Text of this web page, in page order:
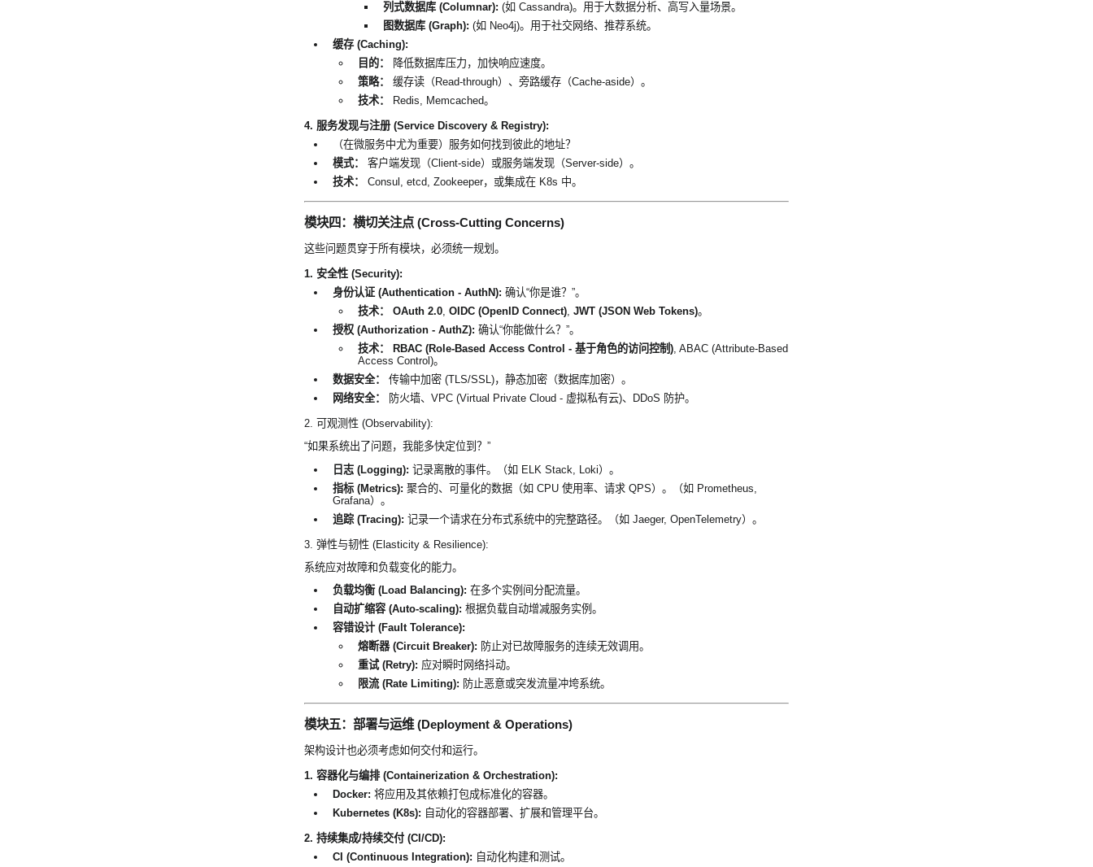
列式数据库 (Columnar): (如 Cassandra)。用于大数据分析、高写入量场景。
图数据库 (Graph): (如 Neo4j)。用于社交网络、推荐系统。
缓存 (Caching):
目的：
降低数据库压力，加快响应速度。
策略：
缓存读（Read-through）、旁路缓存（Cache-aside）。
技术：
Redis, Memcached。
4. 服务发现与注册 (Service Discovery & Registry):
（在微服务中尤为重要）服务如何找到彼此的地址？
模式：
客户端发现（Client-side）或服务端发现（Server-side）。
技术：
Consul, etcd, Zookeeper，或集成在 K8s 中。
模块四：横切关注点 (Cross-Cutting Concerns)
这些问题贯穿于所有模块，必须统一规划。
1. 安全性 (Security):
身份认证 (Authentication - AuthN): 确认“你是谁？”。
技术：
OAuth 2.0, OIDC (OpenID Connect), JWT (JSON Web Tokens)。
授权 (Authorization - AuthZ): 确认“你能做什么？”。
技术：
RBAC (Role-Based Access Control - 基于角色的访问控制), ABAC (Attribute-Based
Access Control)。
数据安全：
传输中加密 (TLS/SSL)，静态加密（数据库加密）。
网络安全：
防火墙、VPC (Virtual Private Cloud - 虚拟私有云)、DDoS 防护。
2. 可观测性 (Observability):
“如果系统出了问题，我能多快定位到？”
日志 (Logging): 记录离散的事件。（如 ELK Stack, Loki）。
指标 (Metrics): 聚合的、可量化的数据（如 CPU 使用率、请求 QPS）。（如 Prometheus,
Grafana）。
追踪 (Tracing): 记录一个请求在分布式系统中的完整路径。（如 Jaeger, OpenTelemetry）。
3. 弹性与韧性 (Elasticity & Resilience):
系统应对故障和负载变化的能力。
负载均衡 (Load Balancing): 在多个实例间分配流量。
自动扩缩容 (Auto-scaling): 根据负载自动增减服务实例。
容错设计 (Fault Tolerance):
熔断器 (Circuit Breaker): 防止对已故障服务的连续无效调用。
重试 (Retry): 应对瞬时网络抖动。
限流 (Rate Limiting): 防止恶意或突发流量冲垮系统。
模块五：部署与运维 (Deployment & Operations)
架构设计也必须考虑如何交付和运行。
1. 容器化与编排 (Containerization & Orchestration):
Docker: 将应用及其依赖打包成标准化的容器。
Kubernetes (K8s): 自动化的容器部署、扩展和管理平台。
2. 持续集成/持续交付 (CI/CD):
CI (Continuous Integration): 自动化构建和测试。